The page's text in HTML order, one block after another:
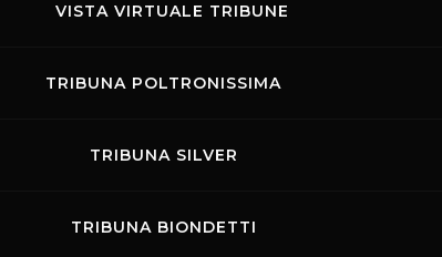
VISTA VIRTUALE TRIBUNE
TRIBUNA POLTRONISSIMA
TRIBUNA SILVER
TRIBUNA BIONDETTI
per la viabilità